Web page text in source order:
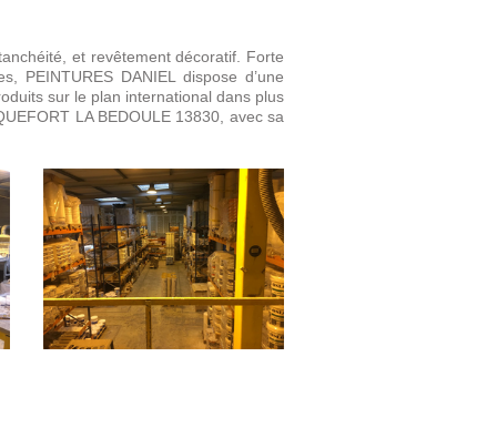
et revêtement décoratif. Forte
PEINTURES DANIEL dispose d’une
sur le plan international dans plus
LA BEDOULE 13830, avec sa